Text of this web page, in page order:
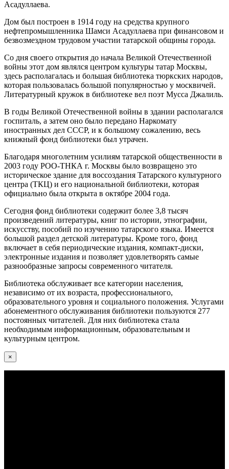
Асадуллаева.
Дом был построен в 1914 году на средства крупного
нефтепромышленника Шамси Асадуллаева при финансовом и
безвозмездном трудовом участии татарской общины города.
Со дня своего открытия до начала Великой Отечественной
войны этот дом являлся центром культуры татар Москвы,
здесь располагалась и большая библиотека тюркских народов,
которая пользовалась большой популярностью у москвичей.
Литературный кружок в библиотеке вел поэт Мусса Джалиль.
В годы Великой Отечественной войны в здании располагался
госпиталь, а затем оно было передано Наркомату
иностранных дел СССР, и к большому сожалению, весь
книжный фонд библиотеки был утрачен.
Благодаря многолетним усилиям татарской общественности в
2003 году РОО-ТНКА г. Москвы было возвращено это
историческое здание для воссоздания Татарского культурного
центра (ТКЦ) и его национальной библиотеки, которая
официально была открыта в октябре 2004 года.
Сегодня фонд библиотеки содержит более 3,8 тысяч
произведений литературы, книг по истории, этнографии,
искусству, пособий по изучению татарского языка. Имеется
большой раздел детской литературы. Кроме того, фонд
включает в себя периодические издания, компакт-диски,
электронные издания и позволяет удовлетворять самые
разнообразные запросы современного читателя.
Библиотека обслуживает все категории населения,
независимо от их возраста, профессионального,
образовательного уровня и социального положения. Услугами
абонементного обслуживания библиотеки пользуются 277
постоянных читателей. Для них библиотека стала
необходимым информационным, образовательным и
культурным центром.
×